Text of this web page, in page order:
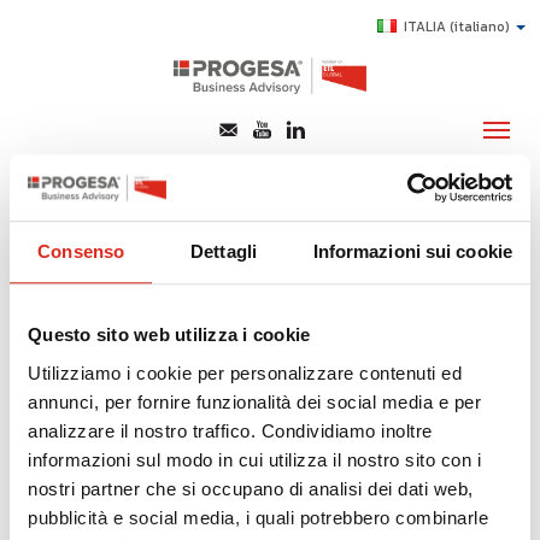
Consenso Dettagli Informazioni sui cookie
Questo sito web utilizza i cookie
Utilizziamo i cookie per personalizzare contenuti ed
annunci, per fornire funzionalità dei social media e per
analizzare il nostro traffico. Condividiamo inoltre
informazioni sul modo in cui utilizza il nostro sito con i
nostri partner che si occupano di analisi dei dati web,
pubblicità e social media, i quali potrebbero combinarle
ITALIA(italiano)
SERVIZI
HIGHLIGHTS
E-LEARNING
SUCCESS STORY
CONTATTI
analizzarne con
metodo procedure
analizzarne con metodo procedure
SOSTENIBILITÀ, INNOVAZIONE E COMPLIANCE:
ANALIZZARNE CON METODO PROCEDURE
Processi e Organizzazione